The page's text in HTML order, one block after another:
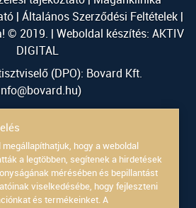
| Általános Szerződési Feltételek |
© 2019. | Weboldal készítés: AKTIV
DIGITAL
(DPO): Bovard Kft.
)
hogy a weboldal
a legtöbben, segítenek a hirdetések
mérésében és bepillantást
viselkedésébe, hogy fejleszteni
és termékeinket. A